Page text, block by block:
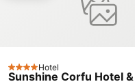
4 Zvezdice
Hotel
Sunshine Corfu Hotel &